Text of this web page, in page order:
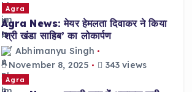
Agra
Agra News: मेयर हेमलता दिवाकर ने किया
‘श्री खंडा साहिब’ का लोकार्पण
Abhimanyu Singh
November 8, 2025
343 views
Agra